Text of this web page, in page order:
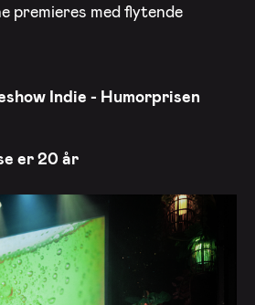
premieres med flytende
Indie - Humorprisen
er 20 år